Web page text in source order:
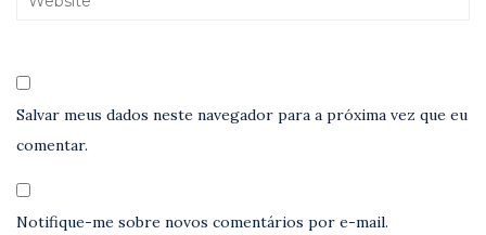
Salvar meus dados neste navegador para a próxima vez que eu
comentar.
Notifique-me sobre novos comentários por e-mail.